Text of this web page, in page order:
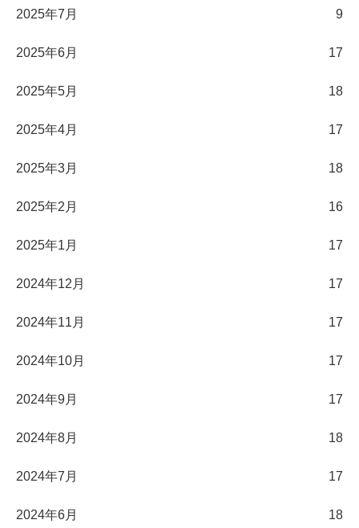
2025年7月 9
2025年6月 17
2025年5月 18
2025年4月 17
2025年3月 18
2025年2月 16
2025年1月 17
2024年12月 17
2024年11月 17
2024年10月 17
2024年9月 17
2024年8月 18
2024年7月 17
2024年6月 18